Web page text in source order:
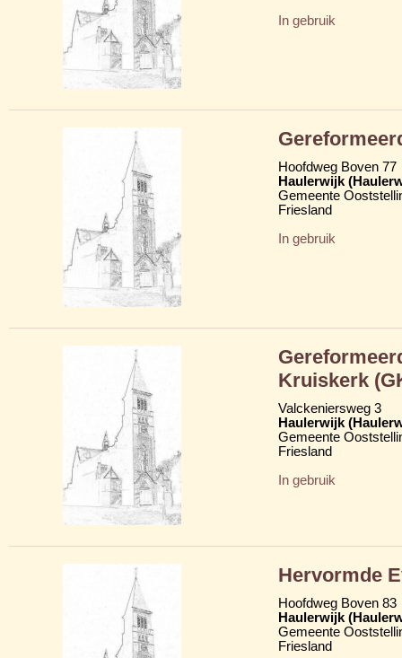
In gebruik
Hoofdweg Boven 77
Haulerwijk
Gemeente
Friesland
In gebruik
Kruiskerk
Valckeniersweg 3
Haulerwijk
Gemeente
Friesland
In gebruik
Hervormde
Hoofdweg Boven 83
Haulerwijk
Gemeente
Friesland